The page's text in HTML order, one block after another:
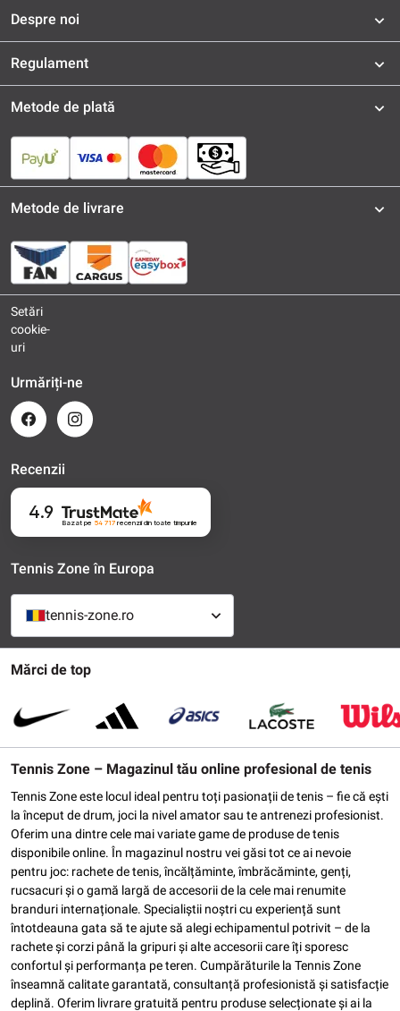
Despre noi
Regulament
Mărci de top
Tennis Zone – Magazinul tău online profesional de tenis
Tennis Zone este locul ideal pentru toți pasionații de tenis – fie că ești
la început de drum, joci la nivel amator sau te antrenezi profesionist.
Oferim una dintre cele mai variate game de produse de tenis
disponibile online. În magazinul nostru vei găsi tot ce ai nevoie
pentru joc: rachete de tenis, încălțăminte, îmbrăcăminte, genți,
rucsacuri și o gamă largă de accesorii de la cele mai renumite
branduri internaționale. Specialiștii noștri cu experiență sunt
întotdeauna gata să te ajute să alegi echipamentul potrivit – de la
rachete și corzi până la gripuri și alte accesorii care îți sporesc
confortul și performanța pe teren. Cumpărăturile la Tennis Zone
înseamnă calitate garantată, consultanță profesionistă și satisfacție
deplină. Oferim livrare gratuită pentru produse selecționate și ai la
Metode de plată
Metode de livrare
Setări
cookie-
uri
Urmăriți-ne
Recenzii
4.9
Bazat pe 54 717recenziidin toate timpurile
Tennis Zone în Europa
tennis-zone.ro